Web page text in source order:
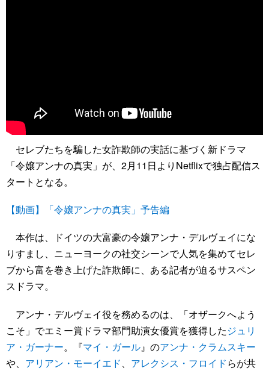
セレブたちを騙した女詐欺師の実話に基づく新ドラマ
「令嬢アンナの真実」が、2月11日よりNetflixで独占配信ス
タートとなる。
【動画】「令嬢アンナの真実」予告編
本作は、ドイツの大富豪の令嬢アンナ・デルヴェイにな
りすまし、ニューヨークの社交シーンで人気を集めてセレ
ブから富を巻き上げた詐欺師に、ある記者が迫るサスペン
スドラマ。
アンナ・デルヴェイ役を務めるのは、「オザークへよう
こそ」でエミー賞ドラマ部門助演女優賞を獲得したジュリ
ア・ガーナー。『マイ・ガール』のアンナ・クラムスキー
や、 アリアン・モーイエド アレクシス・フロイドらが共